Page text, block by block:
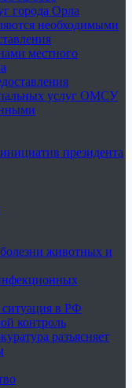
города Орла
необходимыми
местного
услуг ОМСУ
президента
животных и
ситуация в РФ
контроль
разъясняет